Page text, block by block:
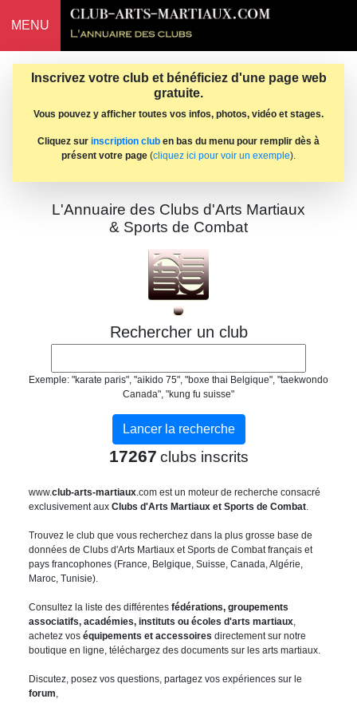
MENU
Inscrivez votre club et bénéficiez d'une page web
gratuite.
Vous pouvez y afficher toutes vos infos, photos, vidéo et stages.
Cliquez sur inscription club en bas du menu pour remplir dès à
présent votre page (cliquez ici pour voir un exemple).
L'Annuaire des Clubs d'Arts Martiaux
& Sports de Combat
Rechercher un club
Exemple: "karate paris", "aikido 75", "boxe thai Belgique", "taekwondo
Canada", "kung fu suisse"
17267 clubs inscrits
www.club-arts-martiaux.com est un moteur de recherche consacré
exclusivement aux Clubs d'Arts Martiaux et Sports de Combat.
Trouvez le club que vous recherchez dans la plus grosse base de
données de Clubs d'Arts Martiaux et Sports de Combat français et
pays francophones (France, Belgique, Suisse, Canada, Algérie,
Maroc, Tunisie).
Consultez la liste des différentes fédérations, groupements
associatifs, académies, instituts ou écoles d'arts martiaux,
achetez vos équipements et accessoires directement sur notre
boutique en ligne, téléchargez des documents sur les arts martiaux.
Discutez, posez vos questions, partagez vos expériences sur le
forum,